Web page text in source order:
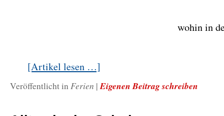
wohin in
[Artikel lesen …]
Veröffentlicht inFerien | Eigenen Beitrag schreiben